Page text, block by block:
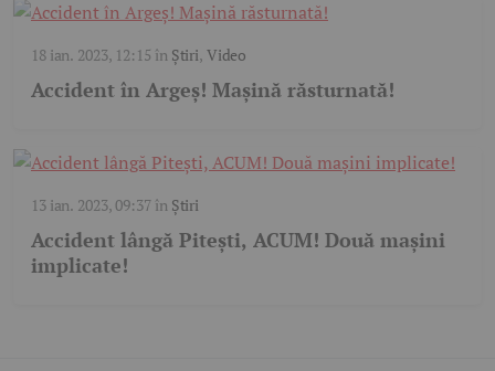
18 ian. 2023, 12:15 în Știri, Video
Accident în Argeș! Mașină răsturnată!
13 ian. 2023, 09:37în Știri
Accident lângă Pitești, ACUM! Două mașini
implicate!